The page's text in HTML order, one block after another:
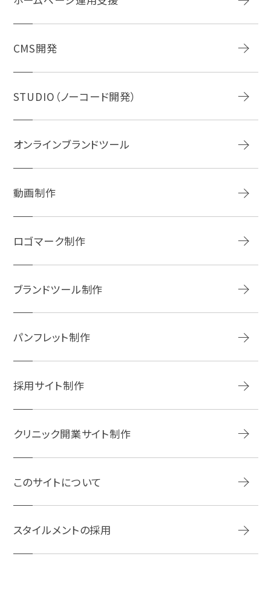
CMS開発
STUDIO（ノーコード開発）
オンラインブランドツール
動画制作
ロゴマーク制作
ブランドツール制作
パンフレット制作
採用サイト制作
クリニック開業サイト制作
このサイトについて
スタイルメントの採用